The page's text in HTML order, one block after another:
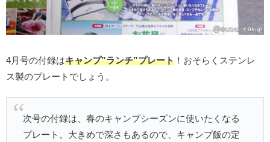
4月号の付録はキャンプ”ランチ”プレート ！おそらくステンレ
ス製のプレートでしょう。
次号の付録は、春のキャンプシーズンに使いたくなる
プレート。大きめで深さもあるので、キャンプ飯の定